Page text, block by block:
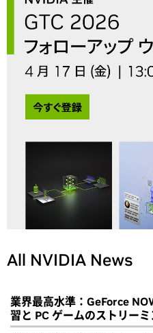
All NVIDIA News
業界最高水準：GeForce
習と PC ゲームのストリー